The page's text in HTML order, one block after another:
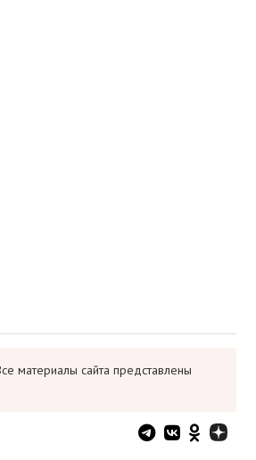
материалы сайта представлены